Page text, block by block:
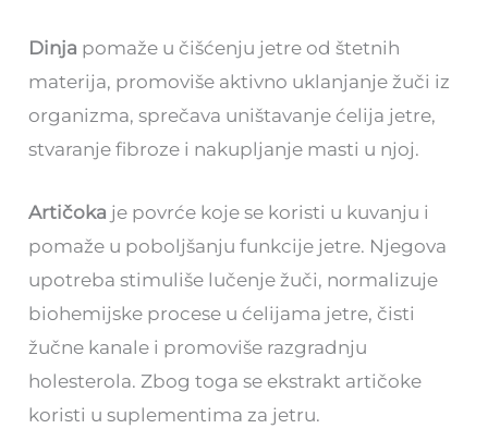
Dinja pomaže u čišćenju jetre od štetnih
materija, promoviše aktivno uklanjanje žuči iz
organizma, sprečava uništavanje ćelija jetre,
stvaranje fibroze i nakupljanje masti u njoj.
Artičoka je povrće koje se koristi u kuvanju i
pomaže u poboljšanju funkcije jetre. Njegova
upotreba stimuliše lučenje žuči, normalizuje
biohemijske procese u ćelijama jetre, čisti
žučne kanale i promoviše razgradnju
holesterola. Zbog toga se ekstrakt artičoke
koristi u suplementima za jetru.